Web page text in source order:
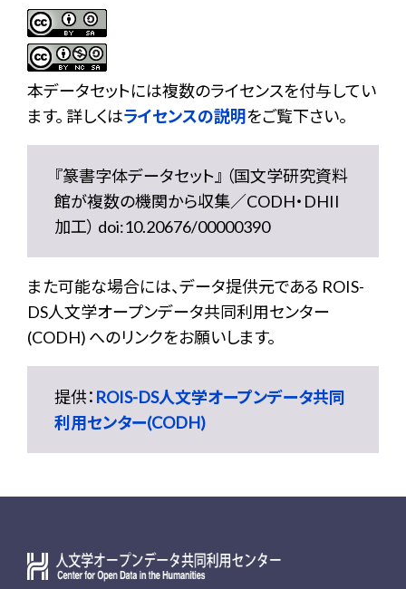
本データセットには複数のライセンスを付与してい
ます。 詳しくはライセンスの説明をご覧下さい。
『篆書字体データセット』 （国文学研究資料
館が複数の機関から収集／CODH・DHII
加工） doi:10.20676/00000390
また可能な場合には、データ提供元である ROIS-
DS人文学オープンデータ共同利用センター
(CODH) へのリンクをお願いします。
提供： ROIS-DS人文学オープンデータ共同
利用センター(CODH)